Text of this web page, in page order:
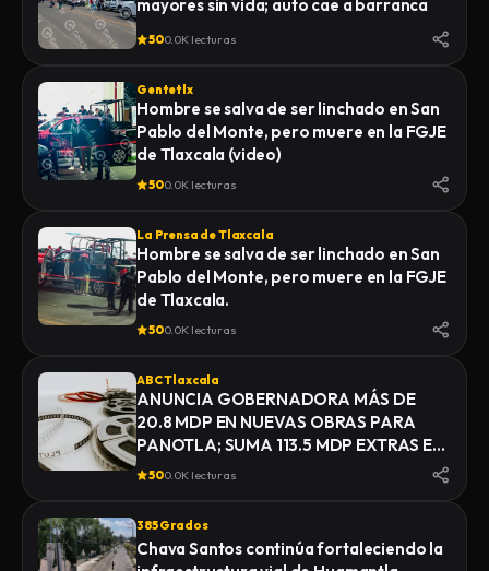
mayores sin vida; auto cae a barranca
500.0K lecturas
Gentetlx
Hombre se salva de ser linchado en San
Pablo del Monte, pero muere en la FGJE
de Tlaxcala (video)
500.0K lecturas
La Prensa de Tlaxcala
Hombre se salva de ser linchado en San
Pablo del Monte, pero muere en la FGJE
de Tlaxcala.
500.0K lecturas
ABC Tlaxcala
ANUNCIA GOBERNADORA MÁS DE
20.8 MDP EN NUEVAS OBRAS PARA
PANOTLA; SUMA 113.5 MDP EXTRAS EN
INFRAESTRUCTURA
500.0K lecturas
385 Grados
Chava Santos continúa fortaleciendo la